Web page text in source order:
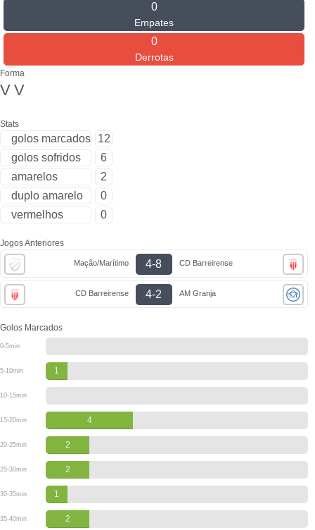
0
Empates
0
Derrotas
Forma
V V
Stats
golos marcados
12
golos sofridos
6
amarelos
2
duplo amarelo
0
vermelhos
0
Jogos Anteriores
Mação/Marítimo 4-8 CD Barreirense
CD Barreirense 4-2 AM Granja
Golos Marcados
0-5min
5-10min 1
10-15min
15-20min 4
20-25min 2
25-30min 2
30-35min 1
35-40min 2